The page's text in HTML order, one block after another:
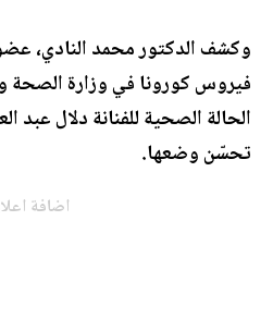
وكشف الدكتور محمد النادي، عضو
فيروس كورونا في وزارة الصحة
الحالة الصحية للفنانة دلال عبد
تحسّن وضعها.
اضافة